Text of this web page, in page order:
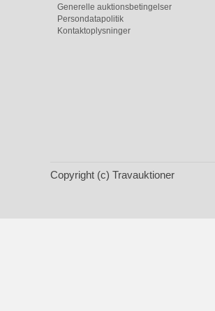
Generelle auktionsbetingelser
Persondatapolitik
Kontaktoplysninger
Copyright (c) Travauktioner